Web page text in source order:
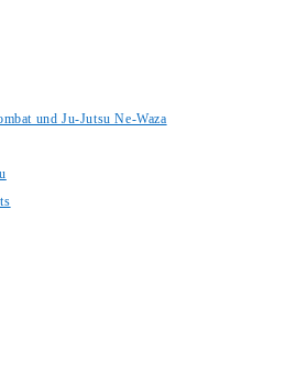
und Ju-Jutsu Ne-Waza